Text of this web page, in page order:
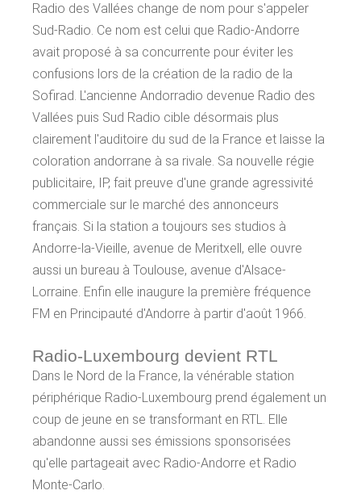
Radio des Vallées change de nom pour s'appeler
Sud-Radio. Ce nom est celui que Radio-Andorre
avait proposé à sa concurrente pour éviter les
confusions lors de la création de la radio de la
Sofirad. L'ancienne Andorradio devenue Radio des
Vallées puis Sud Radio cible désormais plus
clairement l'auditoire du sud de la France et laisse la
coloration andorrane à sa rivale. Sa nouvelle régie
publicitaire, IP, fait preuve d'une grande agressivité
commerciale sur le marché des annonceurs
français. Si la station a toujours ses studios à
Andorre-la-Vieille, avenue de Meritxell, elle ouvre
aussi un bureau à Toulouse, avenue d'Alsace-
Lorraine. Enfin elle inaugure la première fréquence
FM en Principauté d'Andorre à partir d'août 1966.
Radio-Luxembourg devient RTL
Dans le Nord de la France, la vénérable station
périphérique Radio-Luxembourg prend également un
coup de jeune en se transformant en RTL. Elle
abandonne aussi ses émissions sponsorisées
qu'elle partageait avec Radio-Andorre et Radio
Monte-Carlo.